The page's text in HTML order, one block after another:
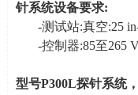
针系统设备要求:
-测试站:真空:25
-控制器:85至265
型号P300L探针系统，